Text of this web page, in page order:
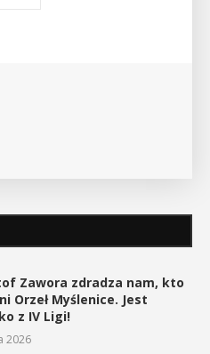
Zawora zdradza nam, kto
Orzeł Myślenice. Jest
z IV Ligi!
2026